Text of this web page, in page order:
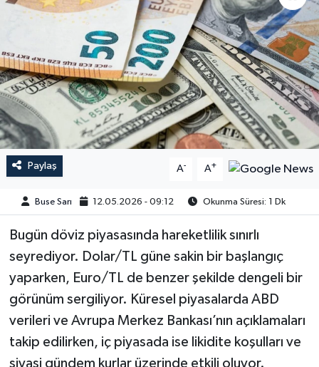
Paylaş A- A+
Buse Sarı 12.05.2026 - 09:12 Okunma Süresi: 1 Dk
Bugün döviz piyasasında hareketlilik sınırlı
seyrediyor. Dolar/TL güne sakin bir başlangıç
yaparken, Euro/TL de benzer şekilde dengeli bir
görünüm sergiliyor. Küresel piyasalarda ABD
verileri ve Avrupa Merkez Bankası’nın açıklamaları
takip edilirken, iç piyasada ise likidite koşulları ve
siyasi gündem kurlar üzerinde etkili oluyor.